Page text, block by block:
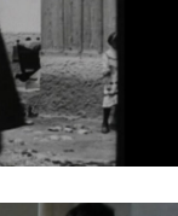
PATHÉ